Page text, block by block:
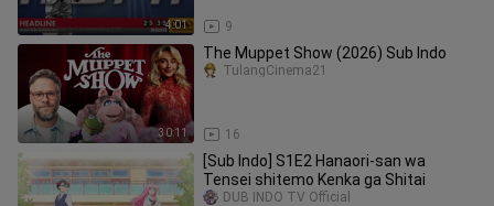
4:01 9
30:11
The Muppet Show (2026) Sub Indo
16
TulangCinema21
[Sub Indo] ‎S1E2 ‎Hanaori-san ‎wa
‎Tensei ‎shitemo ‎Kenka ‎ga ‎Shitai ‎ ‎ ‎ ‎ ‎ ‎ ‎ ‎ ‎ ‎ ‎ ‎ ‎ ‎ ‎
DUB INDO TV Official